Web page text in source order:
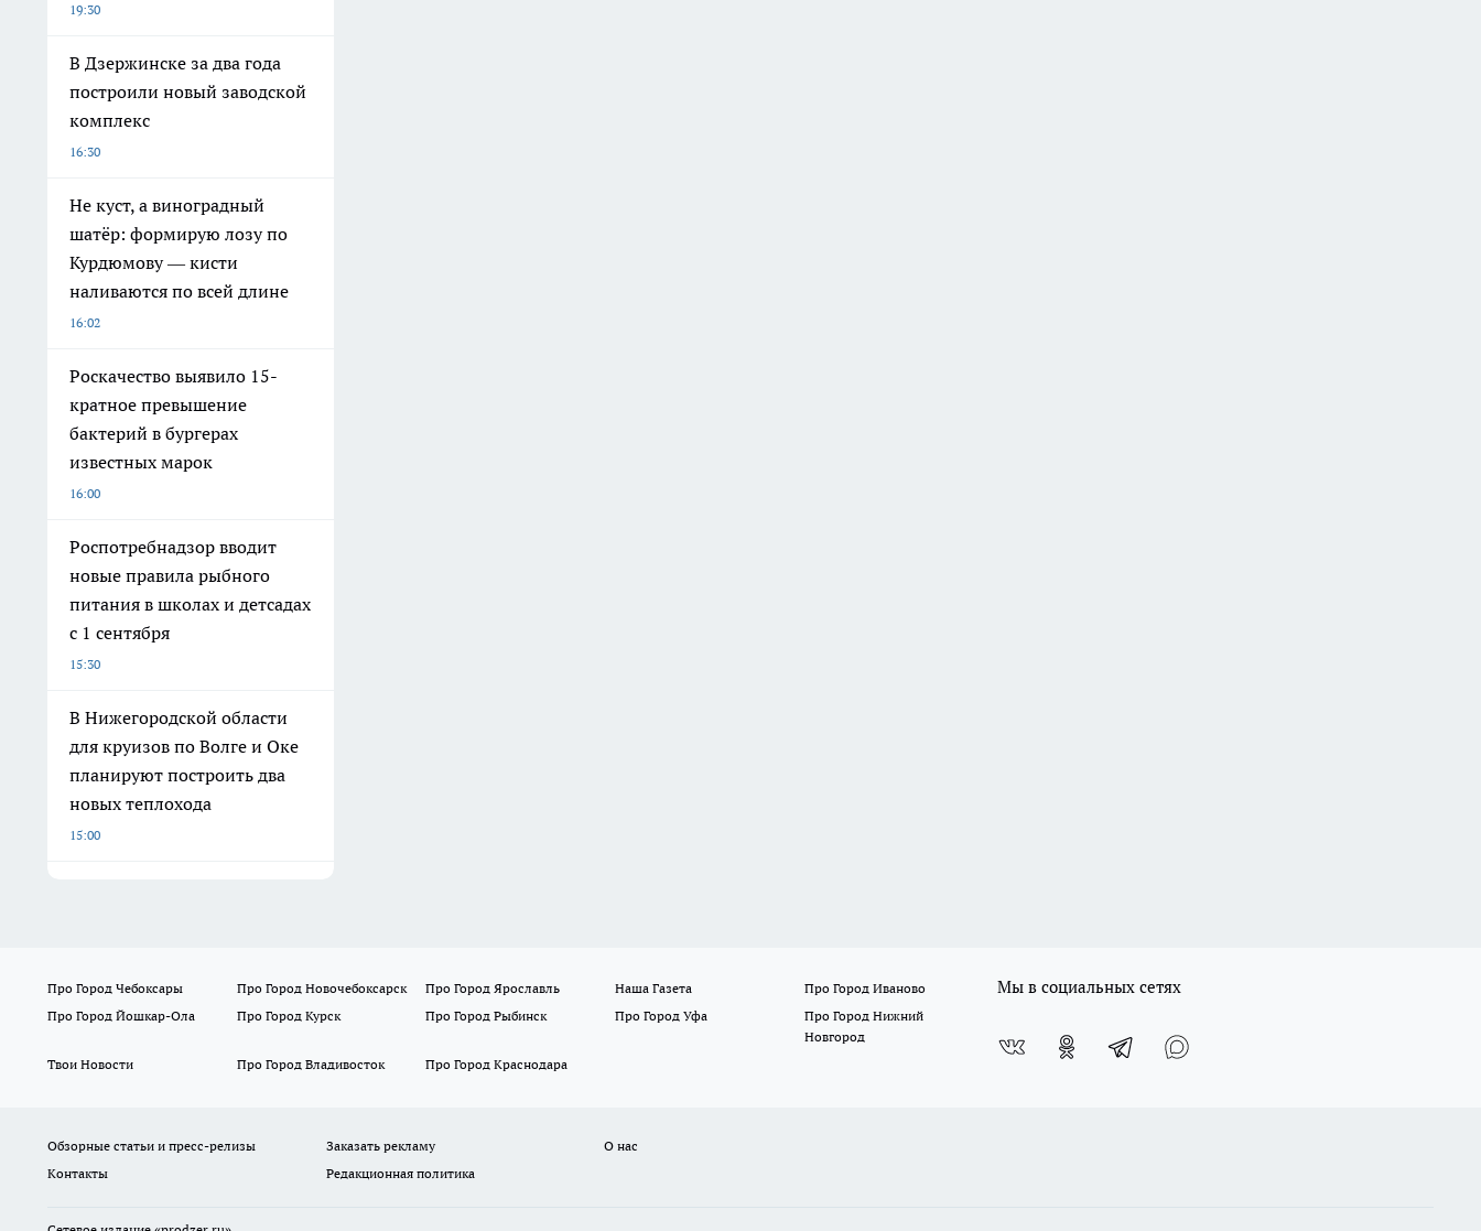
19:30
В Дзержинске за два года
построили новый заводской
комплекс
16:30
Не куст, а виноградный
шатёр: формирую лозу по
Курдюмову — кисти
наливаются по всей длине
16:02
Роскачество выявило 15-
кратное превышение
бактерий в бургерах
известных марок
16:00
Роспотребнадзор вводит
новые правила рыбного
питания в школах и детсадах
с 1 сентября
15:30
В Нижегородской области
для круизов по Волге и Оке
планируют построить два
новых теплохода
15:00
Про Город Чебоксары Про Город Новочебоксарск Про Город Ярославль Наша Газета
Про Город Иваново
Про Город Йошкар-Ола
Про Город Курск Про Город Рыбинск Про Город Уфа
Про Город Нижний
Новгород
Твои Новости
Про Город Владивосток Про Город Краснодара
Мы в социальных сетях
Обзорные статьи и пресс-релизы Заказать рекламу
О нас
Контакты
Редакционная политика